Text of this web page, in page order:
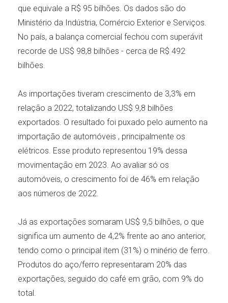
que equivale a R$ 95 bilhões. Os dados são do
Ministério da Indústria, Comércio Exterior e Serviços.
No país, a balança comercial fechou com superávit
recorde de US$ 98,8 bilhões - cerca de R$ 492
bilhões.
As importações tiveram crescimento de 3,3% em
relação a 2022, totalizando US$ 9,8 bilhões
exportados. O resultado foi puxado pelo aumento na
importação de automóveis , principalmente os
elétricos. Esse produto representou 19% dessa
movimentação em 2023. Ao avaliar só os
automóveis, o crescimento foi de 46% em relação
aos números de 2022.
Já as exportações somaram US$ 9,5 bilhões, o que
significa um aumento de 4,2% frente ao ano anterior,
tendo como o principal item (31%) o minério de ferro.
Produtos do aço/ferro representaram 20% das
exportações, seguido do café em grão, com 9% do
total.